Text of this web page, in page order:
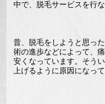
中で、脱毛サービスを行
昔、脱毛をしようと思っ
術の進歩などによって、
安くなっています。そう
上げるように原因になって